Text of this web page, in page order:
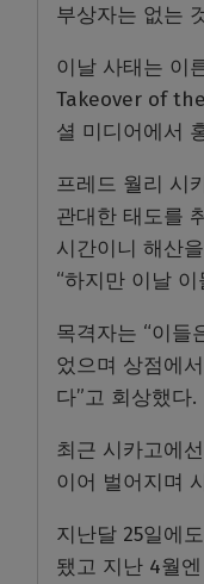
부상자는 없는
이날 사태는 이
Takeover of
셜 미디어에서
프레드 월리 시
관대한 태도를
시간이니 해산
“하지만 이날
목격자는 “이들
었으며 상점에
다”고 회상했다.
최근 시카고에
이어 벌어지며
지난달 25일에
됐고 지난 4월